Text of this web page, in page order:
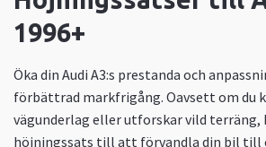
1996+
Öka din Audi A3:s prestanda och
förbättrad markfrigång. Oavsett om du
vägunderlag eller utforskar vild terräng,
höjningssats till att förvandla din bil till